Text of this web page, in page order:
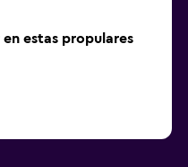
estas propulares